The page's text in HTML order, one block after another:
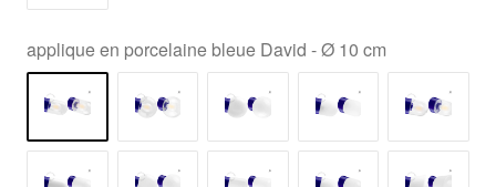
applique en porcelaine bleue David - Ø 10 cm